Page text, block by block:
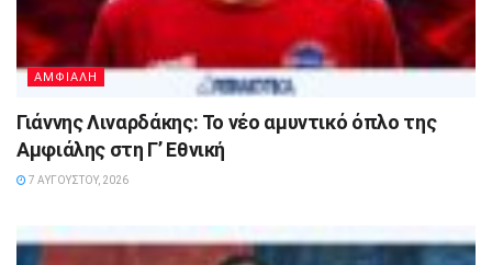
ΑΜΦΙΑΛΗ
Γιάννης Λιναρδάκης: Το νέο αμυντικό όπλο της
Αμφιάλης στη Γ’ Εθνική
7 ΑΥΓΟΎΣΤΟΥ, 2026